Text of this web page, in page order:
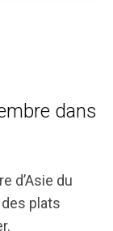
dans
d’Asie du
plats